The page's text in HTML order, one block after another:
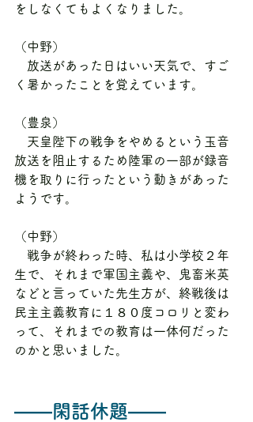
をしなくてもよくなりました。
（中野）
放送があった日はいい天気で、すご
く暑かったことを覚えています。
（豊泉）
天皇陛下の戦争をやめるという玉音
放送を阻止するため陸軍の一部が録音
機を取りに行ったという動きがあった
ようです。
（中野）
戦争が終わった時、私は小学校２年
生で、それまで軍国主義や、鬼畜米英
などと言っていた先生方が、終戦後は
民主主義教育に１８０度コロリと変わ
って、それまでの教育は一体何だった
のかと思いました。
――閑話休題――